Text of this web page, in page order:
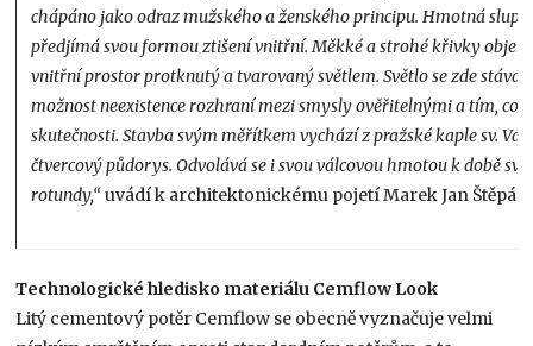
chápáno jako odraz mužského a ženského principu. Hmotná
předjímá svou formou ztišení vnitřní. Měkké a strohé křivky
vnitřní prostor protknutý a tvarovaný světlem. Světlo se zde stává
možnost neexistence rozhraní mezi smysly ověřitelnými a tím, co
skutečnosti. Stavba svým měřítkem vychází z pražské kaple sv.
čtvercový půdorys. Odvolává se i svou válcovou hmotou k době sv.
rotundy,“uvádí k architektonickému pojetí Marek Jan Štěpán.
Technologické hledisko materiálu Cemflow Look
Litý cementový potěr Cemflow se obecně vyznačuje velmi